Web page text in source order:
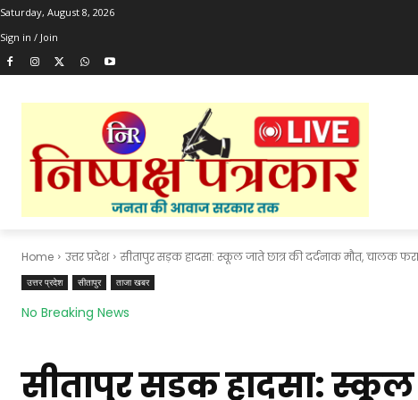
Saturday, August 8, 2026
Sign in / Join
Home उत्तर प्रदेश सीतापुर सड़क हादसा: स्कूल जाते छात्र की दर्दनाक मौत, चालक
उत्तर प्रदेश सीतापुर ताजा खबर
No Breaking News
सीतापुर सड़क हादसा: स्कूल